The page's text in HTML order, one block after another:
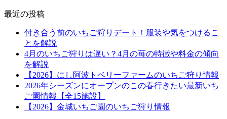
最近の投稿
付き合う前のいちご狩りデート！服装や気をつけるこ
とを解説
4月のいちご狩りは遅い？4月の苺の特徴や料金の傾向
を解説
【2026】にし阿波トベリーファームのいちご狩り情報
2026年シーズンにオープンのこの春行きたい最新いち
ご園情報【全15施設】
【2026】金城いちご園のいちご狩り情報